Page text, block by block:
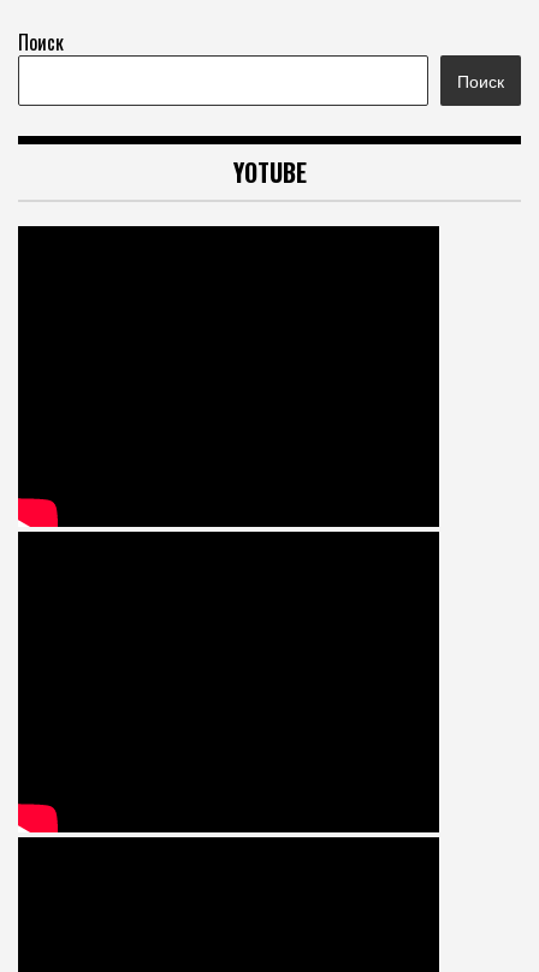
Поиск
Поиск
YOTUBE